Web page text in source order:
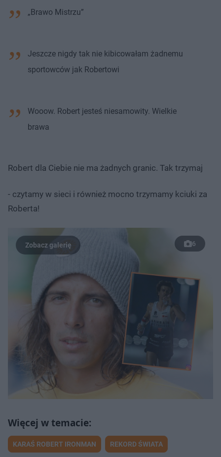
„Brawo Mistrzu”
Jeszcze nigdy tak nie kibicowałam żadnemu
sportowców jak Robertowi
Wooow. Robert jesteś niesamowity. Wielkie
brawa
Robert dla Ciebie nie ma żadnych granic. Tak trzymaj
- czytamy w sieci i również mocno trzymamy kciuki za
Roberta!
6
KARAŚ ROBERT IRONMAN REKORD ŚWIATA